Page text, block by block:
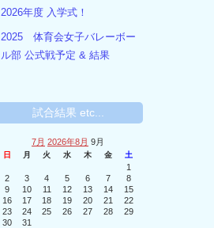
2026年度 入学式！
2025 体育会女子バレーボー
ル部 公式戦予定 & 結果
試合結果 etc...
7月 2026年8月 9月
日 月 火 水 木 金 土
1
2
3 4 5 6 7
8
9
10 11 12 13 14
15
16
17 18 19 20 21
22
23
24 25 26 27 28
29
30
31